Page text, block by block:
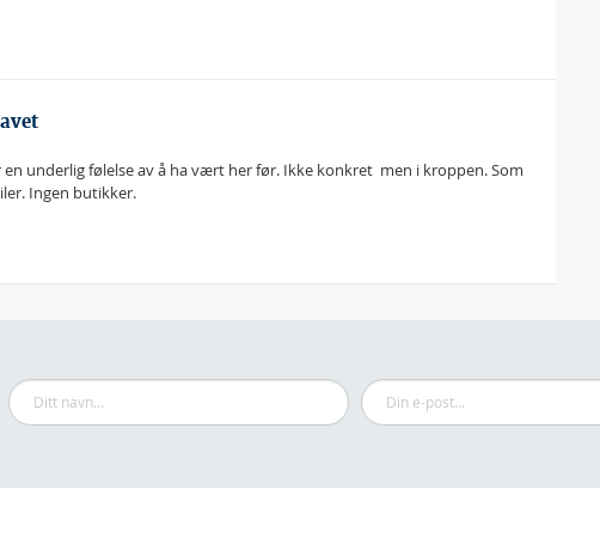
underlig følelse av å ha vært her før. Ikke konkret  men i kroppen. Som
Ingen butikker.